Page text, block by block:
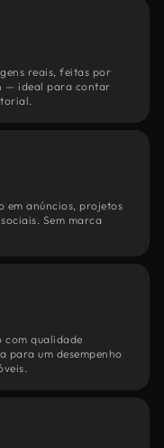
reais, feitas por
— ideal para contar
em anúncios, projetos
Sem marca
com qualidade
para um desempenho